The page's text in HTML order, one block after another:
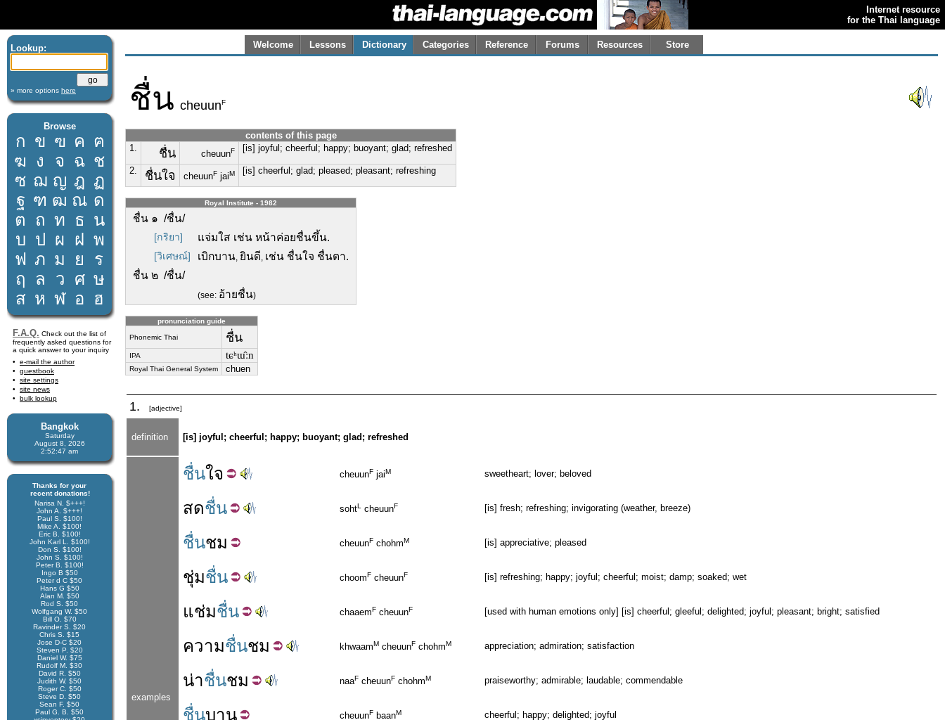
Internet resource
for the Thai language
Lookup:
» more options here
Browse
ก ข ฃ ค ฅ
ฆ ง จ ฉ ช
ซ ฌ ญ ฎ ฏ
ฐ ฑ ฒ ณ ด
ต ถ ท ธ น
บ ป ผ ฝ พ
ฟ ภ ม ย
ร
ฤ
ล ว ศ ษ
ส ห ฬ อ ฮ
F.A.Q. Check out the list of
frequently asked questions for
a quick answer to your inquiry
e-mail the author
guestbook
site settings
site news
bulk lookup
Bangkok
Saturday
August 8, 2026
2:52:48 am
Thanks for your
recent donations!
Narisa N. $+++!
John A. $+++!
Paul S. $100!
Mike A. $100!
Eric B. $100!
John Karl L. $100!
Don S. $100!
John S. $100!
Peter B. $100!
Ingo B $50
Peter d C $50
Hans G $50
Alan M. $50
Rod S. $50
Wolfgang W. $50
Bill O. $70
Ravinder S. $20
Chris S. $15
Jose D-C $20
Steven P. $20
Daniel W. $75
Rudolf M. $30
David R. $50
Judith W. $50
Roger C. $50
Steve D. $50
Sean F. $50
Paul G. B. $50
Welcome Lessons Dictionary Categories Reference Forums Resources Store
ชื่น cheuunF
contents of this page
1.
ชื่น cheuunF [is] joyful; cheerful; happy; buoyant; glad; refreshed
2. ชื่นใจ cheuunF jaiM [is] cheerful; glad; pleased; pleasant; refreshing
Royal Institute - 1982
ชื่น ๑ /ชื่น/
[กริยา] แจ่มใส เช่น หน้าค่อยชื่นขึ้น.
[วิเศษณ์] เบิกบาน, ยินดี, เช่น ชื่นใจ ชื่นตา.
ชื่น ๒ /ชื่น/
(see: อ้ายชื่น)
pronunciation guide
Phonemic Thai ชื่น
IPA tɕʰɯ̂ːn
Royal Thai General System chuen
1. [adjective]
definition [is] joyful; cheerful; happy; buoyant; glad; refreshed
examples
ชื่นใจ cheuunF jaiM sweetheart; lover; beloved
สดชื่น sohtL cheuunF [is] fresh; refreshing; invigorating (weather, breeze)
ชื่นชม cheuunF chohmM [is] appreciative; pleased
ชุ่มชื่น choomF cheuunF [is] refreshing; happy; joyful; cheerful; moist; damp; soaked; wet
แช่มชื่น chaaemF cheuunF [used with human emotions only] [is] cheerful; gleeful; delighted; joyful; pleasant; bright; satisfied
ความชื่นชม khwaamM cheuunF chohmM appreciation; admiration; satisfaction
น่าชื่นชม naaF cheuunF chohmM praiseworthy; admirable; laudable; commendable
ชื่นบาน cheuunF baanM cheerful; happy; delighted; joyful